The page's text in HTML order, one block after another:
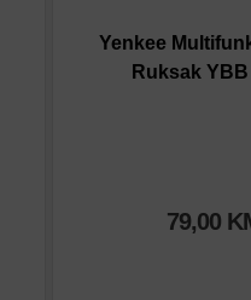
Yenkee
Ruksak YBB
79,00